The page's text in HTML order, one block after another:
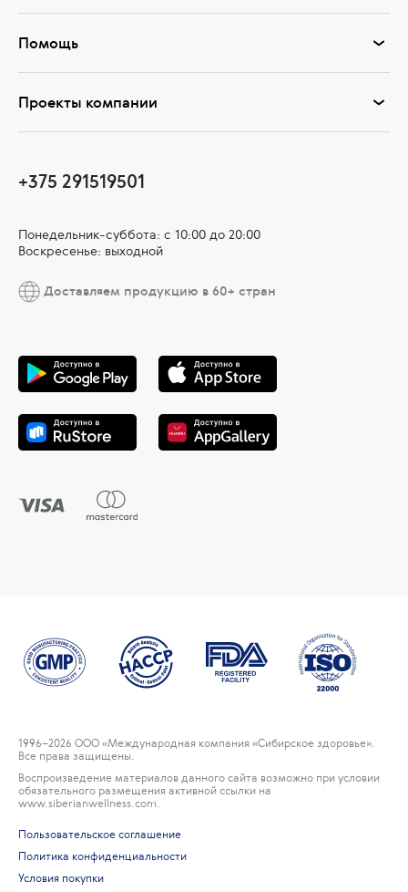
Помощь
Проекты компании
+375 291519501
Понедельник-суббота: с 10:00 до 20:00
Воскресенье: выходной
Доставляем продукцию в 60+ стран
1996–2026 ООО «Международная компания «Сибирское здоровье».
Все права защищены.
Воспроизведение материалов данного сайта возможно при условии
обязательного размещения активной ссылки на
www.siberianwellness.com.
Пользовательское соглашение
Политика конфиденциальности
Условия покупки